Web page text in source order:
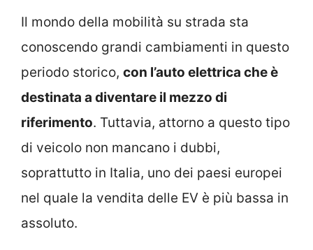
Il mondo della mobilità su strada sta
conoscendo grandi cambiamenti in questo
periodo storico, con l’auto elettrica che è
destinata a diventare il mezzo di
riferimento. Tuttavia, attorno a questo tipo
di veicolo non mancano i dubbi,
soprattutto in Italia, uno dei paesi europei
nel quale la vendita delle EV è più bassa in
assoluto.